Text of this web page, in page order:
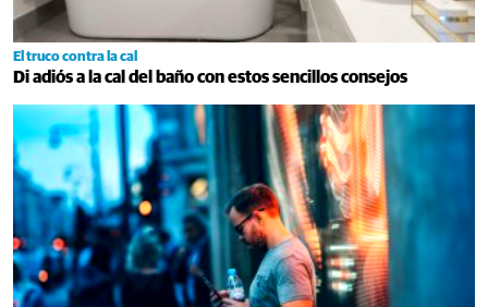
El truco contra la cal
Di adiós a la cal del baño con estos sencillos consejos